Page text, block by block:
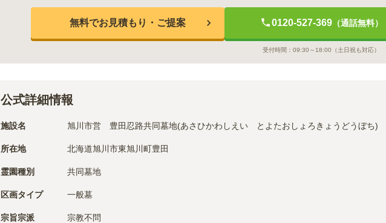
無料でお見積もり・ご提案 0120-527-369（通話無料）
受付時間： 09:30～18:00 （土日祝も対応）
公式詳細情報
施設名 旭川市営　豊田忍路共同墓地(あさひかわしえい　とよたおしょろきょうどうぼち)
所在地 北海道旭川市東旭川町豊田
霊園種別 共同墓地
区画タイプ 一般墓
宗旨宗派 宗教不問